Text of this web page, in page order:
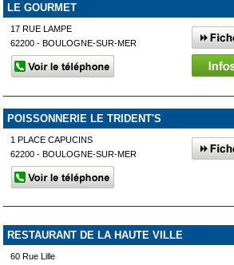
LE GOURMET
17 RUE LAMPE
62200 - BOULOGNE-SUR-MER
POISSONNERIE LE TRIDENT'S
1 PLACE CAPUCINS
62200 - BOULOGNE-SUR-MER
RESTAURANT DE LA HAUTE VILLE
60 Rue Lille